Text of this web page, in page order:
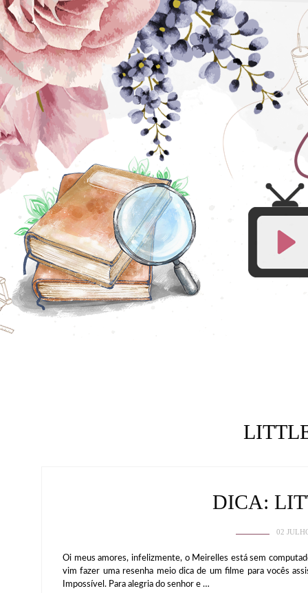
DICA:
02
Oi meus amores, infelizmente, o Meirelles está sem
vim fazer uma resenha meio dica de um filme para vocês
Impossível. Para alegria do senhor e …